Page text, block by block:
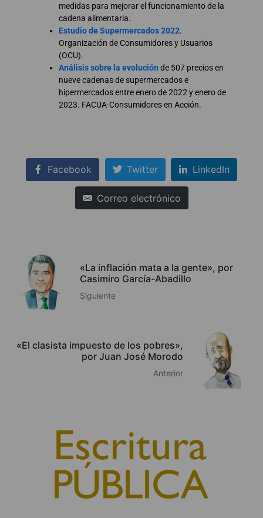
medidas para mejorar el funcionamiento de la
cadena alimentaria.
Estudio de Supermercados 2022.
Organización de Consumidores y Usuarios
(OCU).
Análisis sobre la evolución de 507 precios en
nueve cadenas de supermercados e
hipermercados entre enero de 2022 y enero de
2023. FACUA-Consumidores en Acción.
Facebook Twitter LinkedIn
Correo electrónico
«La inflación mata a la gente», por
Casimiro García-Abadillo
Siguiente
«El clasista impuesto de los pobres»,
por Juan José Morodo
Anterior